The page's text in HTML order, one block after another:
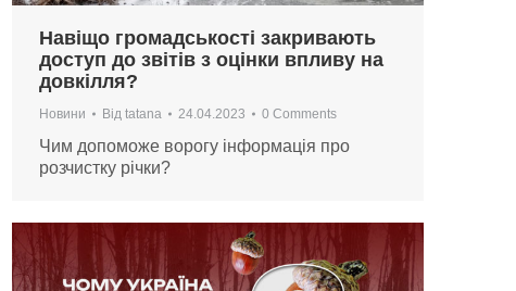
Навіщо громадськості закривають
доступ до звітів з оцінки впливу на
довкілля?
Новини Від tatana 24.04.2023 0 Comments
Чим допоможе ворогу інформація про
розчистку річки?